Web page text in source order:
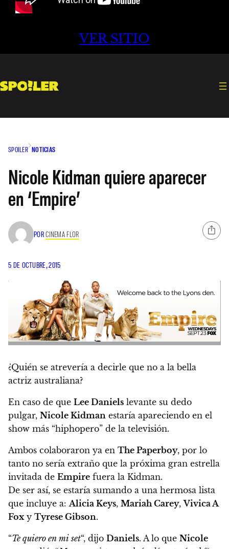
VER SITIO
SPOILER NOTICIAS
Nicole Kidman quiere aparecer
en ‘Empire’
PORCINEMA FLOR
5 DE OCTUBRE, 2015
¿Quién se atrevería a decirle que no a la bella
actriz australiana?
En caso de que Lee Daniels levante su dedo
pulgar, Nicole Kidman estaría apareciendo en el
show más “hiphopero” de la televisión.
Ambos colaboraron ya en The Paperboy, por lo
tanto no sería extraño que la próxima gran estrella
invitada de Empire fuera la Kidman.
De ser así, se estaría sumando a una hermosa lista
que incluye a:Alicia Keys, Mariah Carey,Vivica A
Foxy Tyrese Gibson.
“Te quiero en mi set“, dijo Daniels. A lo que Nicole